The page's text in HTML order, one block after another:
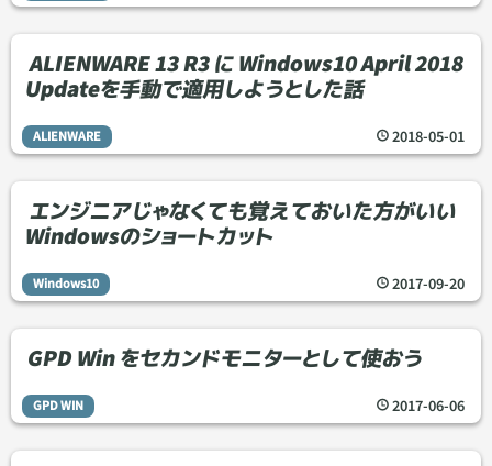
2018-05-01
ALIENWARE 13 R3 に Windows10 April 2018
Updateを手動で適用しようとした話
ALIENWARE
2017-09-20
エンジニアじゃなくても覚えておいた方がいい
Windowsのショートカット
Windows10
2017-06-06
GPD Win をセカンドモニターとして使おう
GPD WIN